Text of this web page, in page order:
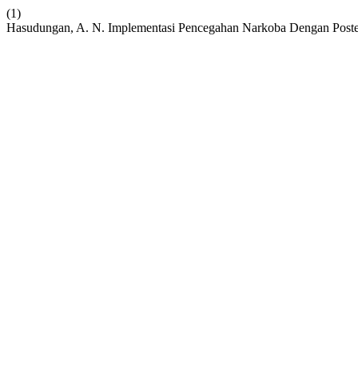
(1)
Hasudungan, A. N. Implementasi Pencegahan Narkoba Dengan